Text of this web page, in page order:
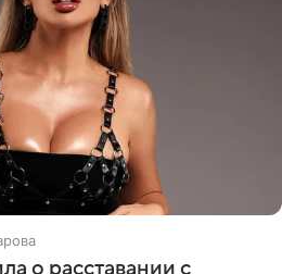
о расставании с